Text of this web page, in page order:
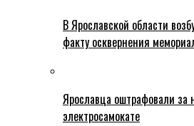
В Ярославской области
факту осквернения
Ярославца оштрафовали за
электросамокате